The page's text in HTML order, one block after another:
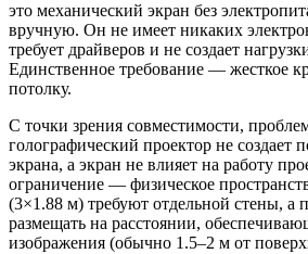
это механический экран без
вручную. Он не имеет никаких
требует драйверов и не создает
Единственное требование — жесткое
потолку.
С точки зрения совместимости,
голографический проектор не создает
экрана, а экран не влияет на работу
ограничение — физическое
(3×1.88 м) требуют отдельной стены, а
размещать на расстоянии,
изображения (обычно 1.5–2 м от